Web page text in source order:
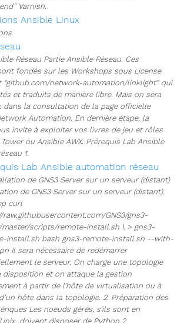
Varnish.
Ansible Linux
Réseau Partie Ansible Réseau. Ces
fondés sur les Workshops sous License
“github.com/network-automation/linklight” qui
et traduits de manière libre. Mais on sera
dans la consultation de la page officielle
Automation. En dernière étape, la
invite à exploiter vos livres de jeu et rôles
ou Ansible AWX. Prérequis Lab Ansible
1.
Lab Ansible automation réseau
de GNS3 Server sur un serveur (distant)
de GNS3 Server sur un serveur (distant).
curl
raw.githubusercontent.com/GNS3/gns3-
master/scripts/remote-install.sh \ > gns3-
install.sh bash gns3-remote-install.sh --with-
Il sera nécessaire de redémarrer
le serveur. On charge une topologie
disposition et on attaque la gestion
à partir de l’hôte de virtualisation ou à
hôte dans la topologie. 2. Préparation des
Les noeuds gérés, s’ils sont en
doivent disposer de Python 2.